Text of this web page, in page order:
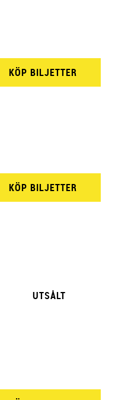
KÖP BILJETTER
KÖP BILJETTER
UTSÅLT